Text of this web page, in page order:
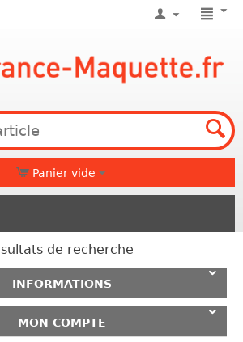
Panier vide
de recherche
INFORMATIONS
MON COMPTE